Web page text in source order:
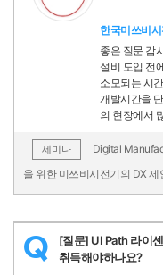
한국미쓰비
좋은 질문 감
설비 도입 전
소모되는 시
개발시간을
의 현장에서
세미나
Digital
을 위한 미쓰비시전기의 DX 제
Q
[질문] UI Path 라이
취득해야하나요?